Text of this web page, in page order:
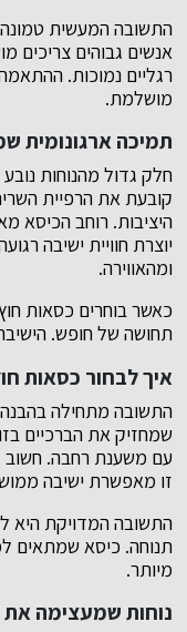
התשובה המעשית
אנשים גבוהים צריכים
רגליים נמוכות.
מושלמת.
תמיכה ארגונומית
חלק גדול מהנוחות
קובעת את הרפיית
היציבות. רוחב הכיסא
יוצרת חוויית ישיבה
ומהאווירה.
כאשר בוחרים כסאות
תחושה של חופש.
איך לבחור כסאות
התשובה מתחילה בהבנה
שמחזיק את הברכיים
עם משענת רחבה. חשוב
זו מאפשרת ישיבה
התשובה המדויקת היא
תנוחה. כיסא שמתאים
מיותר.
נוחות שמעצימה את